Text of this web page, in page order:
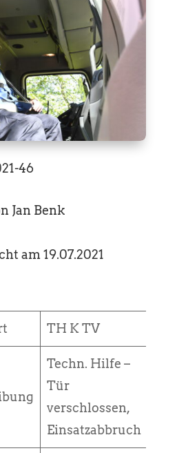
46
Jan Benk
am 19.07.2021
TH K TV
Techn. Hilfe –
Tür
verschlossen,
Einsatzabbruch